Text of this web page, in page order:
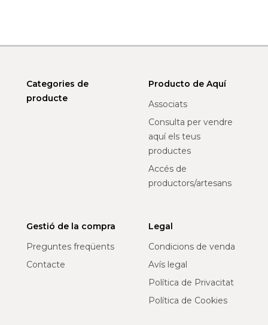
Categories de
producte
Producto de Aquí
Associats
Consulta per vendre
aquí els teus
productes
Accés de
productors/artesans
Gestió de la compra
Preguntes freqüents
Contacte
Legal
Condicions de venda
Avís legal
Política de Privacitat
Política de Cookies